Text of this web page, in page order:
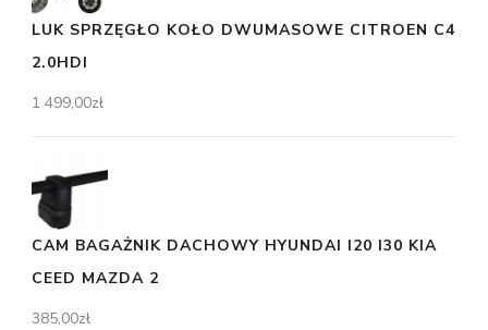
LUK SPRZĘGŁO KOŁO DWUMASOWE CITROEN C4
2.0HDI
1 499,00zł
CAM BAGAŻNIK DACHOWY HYUNDAI I20 I30 KIA
CEED MAZDA 2
385,00zł